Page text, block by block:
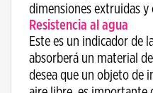
dimensiones extruidas y
Resistencia al agua
Este es un indicador de
absorberá un material
desea que un objeto de